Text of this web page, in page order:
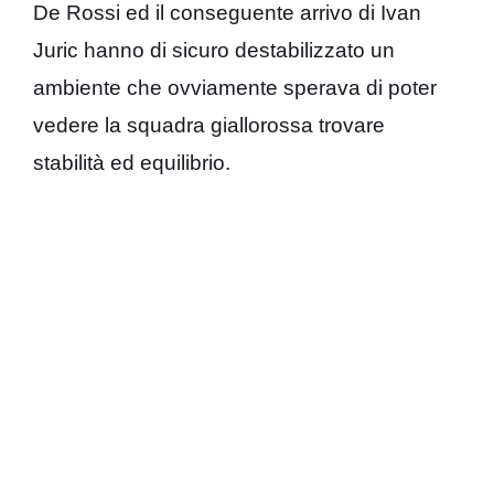
De Rossi ed il conseguente arrivo di Ivan
Juric hanno di sicuro destabilizzato un
ambiente che ovviamente sperava di poter
vedere la squadra giallorossa trovare
stabilità ed equilibrio.